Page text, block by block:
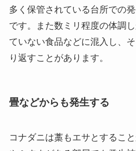
多く保管されている台所での
です。また数ミリ程度の体調
ていない食品などに混入し、
り返すことがあります。
畳などからも発生する
コナダニは藁もエサとするこ